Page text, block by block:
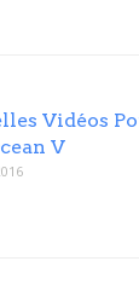
Vidéos
V